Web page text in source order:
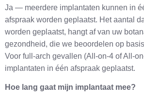
Ja — meerdere implantaten kunnen in
afspraak worden geplaatst. Het aantal
worden geplaatst, hangt af van uw
gezondheid, die we beoordelen op
Voor full-arch gevallen (All-on-4 of All-
implantaten in één afspraak geplaatst.
Hoe lang gaat mijn implantaat mee?